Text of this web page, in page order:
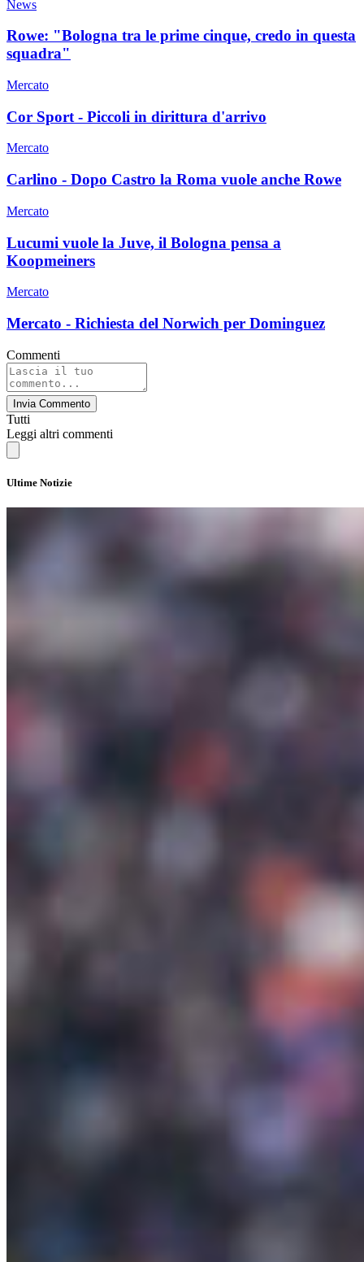
News
Rowe: "Bologna tra le prime cinque, credo in questa
squadra"
Mercato
Cor Sport - Piccoli in dirittura d'arrivo
Mercato
Carlino - Dopo Castro la Roma vuole anche Rowe
Mercato
Lucumi vuole la Juve, il Bologna pensa a
Koopmeiners
Mercato
Mercato - Richiesta del Norwich per Dominguez
Commenti
Invia Commento
Tutti
Leggi altri commenti
Ultime Notizie